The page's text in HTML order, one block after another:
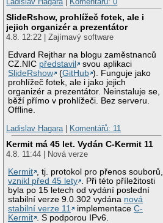
SlideRshow, prohlížeč fotek, ale i
jejich organizér a prezentátor
4.8. 12:22 | Zajímavý software
Edvard Rejthar na blogu zaměstnanců
CZ.NIC představil
svou aplikaci
SlideRshow
(GitHub ). Funguje jako
prohlížeč fotek, ale i jako jejich
organizér a prezentátor. Neinstaluje se,
běží přímo v prohlížeči. Bez serveru.
Offline.
Ladislav Hagara | Komentářů: 11
Kermit má 45 let. Vydán C-Kermit 11
4.8. 11:44 | Nová verze
Kermit , tj. protokol pro přenos souborů,
vznikl před 45 lety . Při této příležitosti
byla po 15 letech od vydání poslední
stabilní verze 9.0.302 vydána nová
stabilní verze 11
implementaceC-
Kermit . S podporou IPv6.